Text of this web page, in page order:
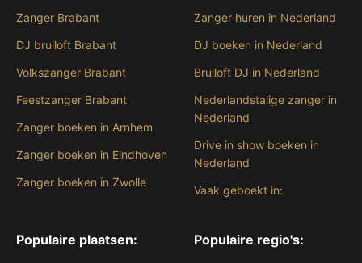
Zanger Brabant
DJ bruiloft Brabant
Volkszanger Brabant
Feestzanger Brabant
Zanger boeken in Arnhem
Zanger boeken in Eindhoven
Zanger boeken in Zwolle
Zanger huren in Nederland
DJ boeken in Nederland
Bruiloft DJ in Nederland
Nederlandstalige zanger in
Nederland
Drive in show boeken in
Nederland
Vaak geboekt in:
Populaire plaatsen: Populaire regio's: